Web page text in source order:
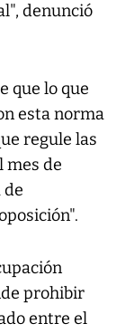
denunció
que lo que
esta norma
regule las
mes de
de
prohibir
entre el